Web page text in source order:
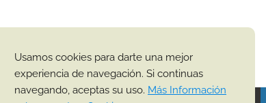
Usamos cookies para darte una mejor
experiencia de navegación. Si continuas
navegando, aceptas su uso. Más Información